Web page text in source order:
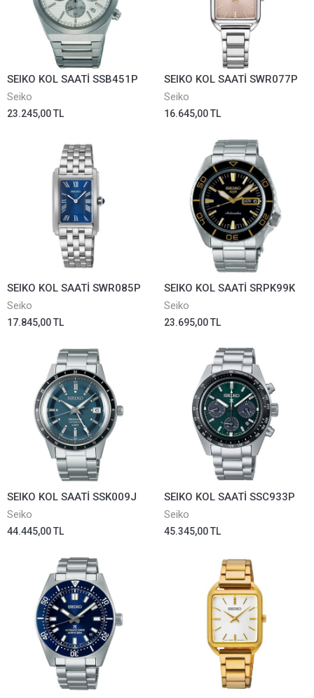
SEIKO KOL SAATİ SSB451P
Seiko
23.245,00 TL
SEIKO KOL SAATİ SWR077P
Seiko
16.645,00 TL
SEIKO KOL SAATİ SWR085P
Seiko
17.845,00 TL
SEIKO KOL SAATİ SRPK99K
Seiko
23.695,00 TL
SEIKO KOL SAATİ SSK009J
Seiko
44.445,00 TL
SEIKO KOL SAATİ SSC933P
Seiko
45.345,00 TL